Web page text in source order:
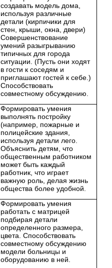
создавать модель дома,
используя различные
детали (кирпичики для
стен, крыши, окна, двери)
Совершенствование
умений разыгрыванию
типичных для города
ситуации. (Пусть они ходят
в гости к соседям и
приглашают гостей к себе.)
Способствовать
совместному обсуждению.
Формировать умения
выполнять постройку
(например, пожарные и
полицейские здания,
используя детали лего.
Объяснить детям, что
общественным работником
может быть каждый
работник, что играет
важную роль, делая жизнь
общества более удобной.
Формировать умения
работать с матрицей
подбирая детали
определенного размера,
цвета. Способствовать
совместному обсуждению
модели больницы и
оборудованию в ней.